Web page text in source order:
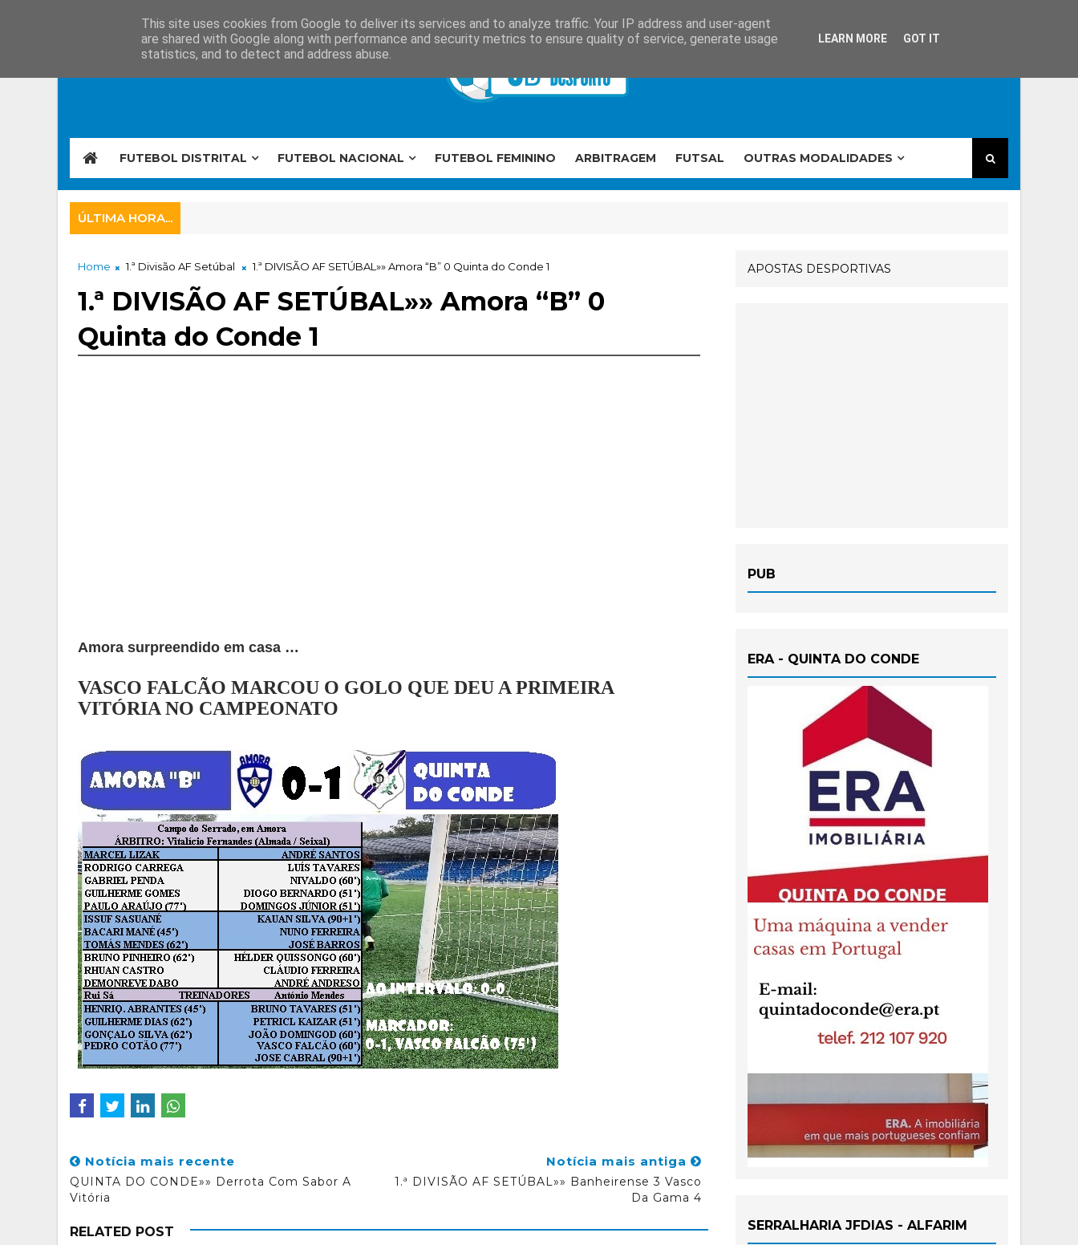
FUTEBOL DISTRITAL FUTEBOL NACIONAL FUTEBOL FEMININO ARBITRAGEM FUTSAL OUTRAS MODALIDADES
ÚLTIMA HORA...
Home 1.ª Divisão AF Setúbal 1.ª DIVISÃO AF SETÚBAL»» Amora “B” 0 Quinta do Conde 1
1.ª DIVISÃO AF SETÚBAL»» Amora “B” 0
Quinta do Conde 1
Amora surpreendido em casa …
VASCO FALCÃO MARCOU O GOLO QUE DEU A PRIMEIRA
VITÓRIA NO CAMPEONATO
Notícia mais recente
QUINTA DO CONDE»» Derrota Com Sabor A
Vitória
Notícia mais antiga
1.ª DIVISÃO AF SETÚBAL»» Banheirense 3 Vasco
Da Gama 4
RELATED POST
APOSTAS DESPORTIVAS
PUB
ERA - QUINTA DO CONDE
SERRALHARIA JFDIAS - ALFARIM
This site uses cookies from Google to deliver its services and to analyze traffic. Your IP address and user-agent
are shared with Google along with performance and security metrics to ensure quality of service, generate usage
statistics, and to detect and address abuse.
LEARN MORE GOT IT